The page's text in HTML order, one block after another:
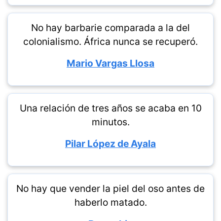
No hay barbarie comparada a la del
colonialismo. África nunca se recuperó.
Mario Vargas Llosa
Una relación de tres años se acaba en 10
minutos.
Pilar López de Ayala
No hay que vender la piel del oso antes de
haberlo matado.